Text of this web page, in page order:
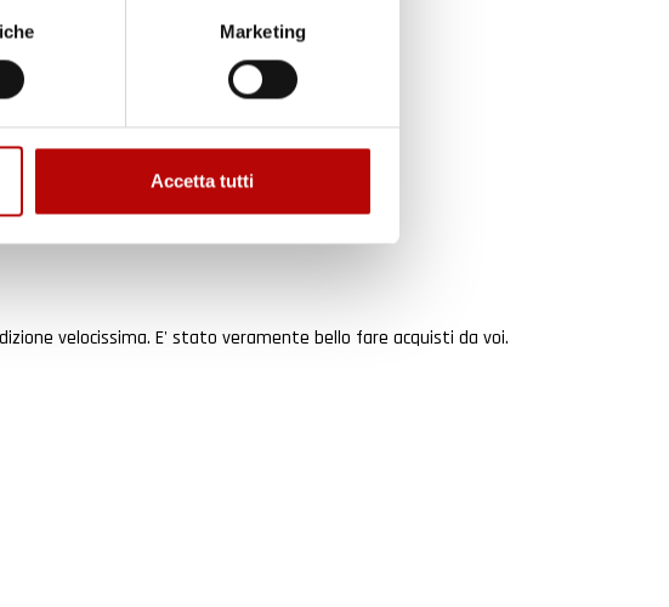
Marketing
Accetta tutti
velocissima. E' stato veramente bello fare acquisti da voi.